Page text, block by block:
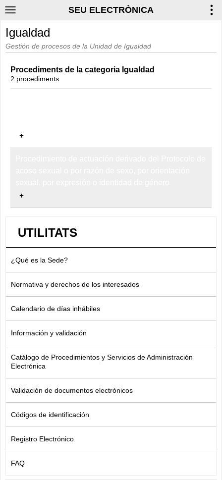
SEU ELECTRÒNICA
Igualdad
Gestión de procesos de la Unidad de Igualdad
Procediments de la categoria Igualdad
2 procediments
UTILITATS
¿Qué es la Sede?
Normativa y derechos de los interesados
Calendario de días inhábiles
Información y validación
Catálogo de Procedimientos y Servicios de Administración
Electrónica
Validación de documentos electrónicos
Códigos de identificación
Registro Electrónico
FAQ